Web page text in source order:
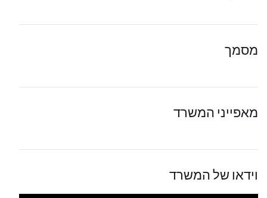
מסמך
מאפייני המשרד
וידאו של המשרד